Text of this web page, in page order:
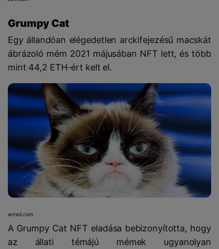
Grumpy Cat
Egy állandóan elégedetlen arckifejezésű macskát
ábrázoló mém 2021 májusában NFT lett, és több
mint 44,2 ETH-ért kelt el.
wired.com
A Grumpy Cat NFT eladása bebizonyította, hogy
az állati témájú mémek ugyanolyan